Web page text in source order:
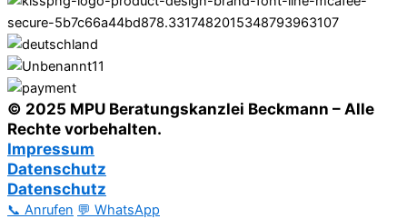
© 2025 MPU Beratungskanzlei Beckmann – Alle
Rechte vorbehalten.
Impressum
Datenschutz
Datenschutz
📞 Anrufen 💬 WhatsApp